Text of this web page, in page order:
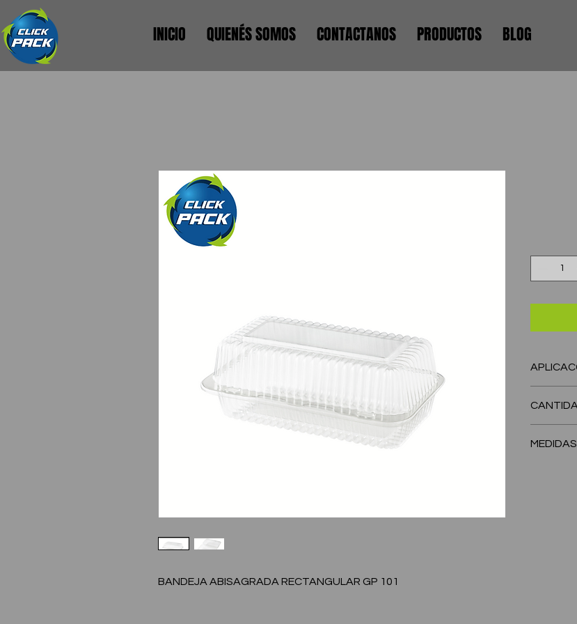
INICIO QUIENÉS SOMOS CONTACTANOS PRODUCTOS BLOG
BANDEJA ABISAGRADA RECTANGULAR GP 101
MEDIDAS